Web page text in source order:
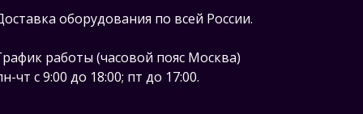
оборудования по всей России.
работы (часовой пояс Москва)
чт с 9:00 до 18:00; пт до 17:00.